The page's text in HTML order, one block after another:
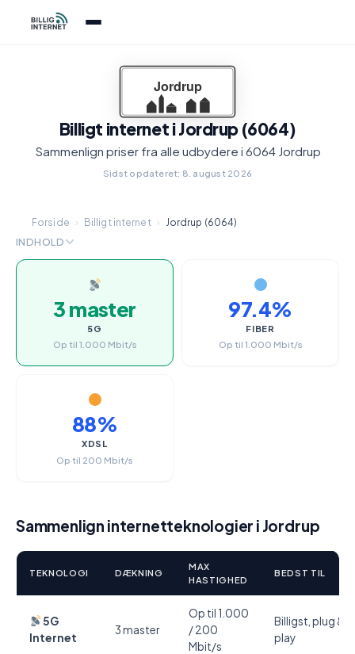
Billigt internet i Jordrup (6064)
Sammenlign priser fra alle udbydere i 6064 Jordrup
Sidst opdateret: 8. august 2026
Forside › Billigt internet › Jordrup (6064)
INDHOLD
3 master
5G
Op til 1.000 Mbit/s
97.4%
FIBER
Op til 1.000 Mbit/s
88%
XDSL
Op til 200 Mbit/s
Sammenlign internetteknologier i Jordrup
TEKNOLOGI DÆKNING
MAX
HASTIGHED
BEDST TIL
5G
Internet
3 master
Op til 1.000
/ 200
Mbit/s
Billigst, plug &
play